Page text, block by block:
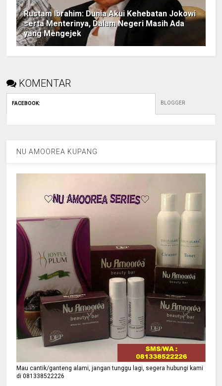
Rustam Ibrahim: Dunia Akui Kehebatan Jokowi
serta Menterinya, Dalam Negeri Masih Ada
yang Mengejek
KOMENTAR
FACEBOOK: BLOGGER
NU AMOOREA KUPANG
Mau cantik/ganteng alami, jangan tunggu lagi, segera hubungi kami
di 081338522226